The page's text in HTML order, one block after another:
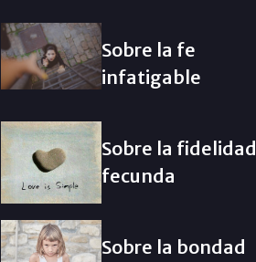
Sobre la fe
infatigable
Sobre la fidelidad
fecunda
Sobre la bondad